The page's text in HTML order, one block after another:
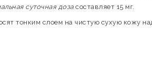
суточная дозасоставляет 15 мг.
тонким слоем на чистую сухую кожу